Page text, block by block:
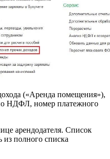
(«Аренда помещения»),
НДФЛ, номер платежного
арендодателя. Список
полного списка